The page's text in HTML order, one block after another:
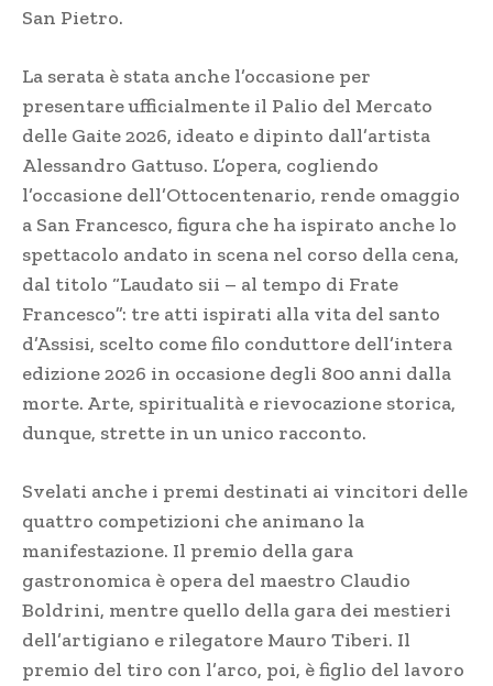
San Pietro.
La serata è stata anche l’occasione per
presentare ufficialmente il Palio del Mercato
delle Gaite 2026, ideato e dipinto dall’artista
Alessandro Gattuso. L’opera, cogliendo
l’occasione dell’Ottocentenario, rende omaggio
a San Francesco, figura che ha ispirato anche lo
spettacolo andato in scena nel corso della cena,
dal titolo “Laudato sii – al tempo di Frate
Francesco”: tre atti ispirati alla vita del santo
d’Assisi, scelto come filo conduttore dell’intera
edizione 2026 in occasione degli 800 anni dalla
morte. Arte, spiritualità e rievocazione storica,
dunque, strette in un unico racconto.
Svelati anche i premi destinati ai vincitori delle
quattro competizioni che animano la
manifestazione. Il premio della gara
gastronomica è opera del maestro Claudio
Boldrini, mentre quello della gara dei mestieri
dell’artigiano e rilegatore Mauro Tiberi. Il
premio del tiro con l’arco, poi, è figlio del lavoro